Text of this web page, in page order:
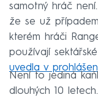
samotný hráč
že se už
kterém hráči
používají
uvedla v
Není to jediná
dlouhých 10